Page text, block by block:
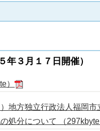
年３月１７日開催）
）
）地方独立行政法人福岡
処分について （